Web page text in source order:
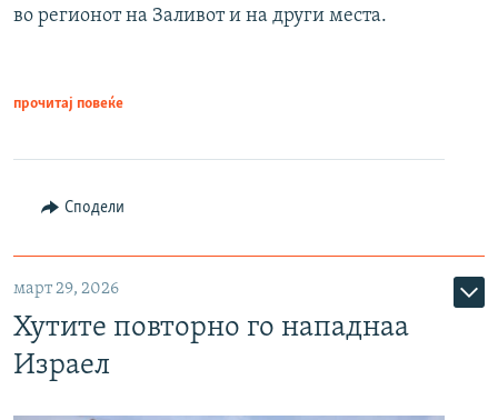
во регионот на Заливот и на други места.
прочитај повеќе
Сподели
март 29, 2026
Хутите повторно го нападнаа
Израел